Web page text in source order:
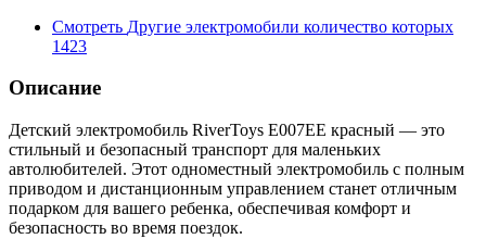
Смотреть Другие электромобили количество которых
1423
Описание
Детский электромобиль RiverToys E007EE красный — это
стильный и безопасный транспорт для маленьких
автолюбителей. Этот одноместный электромобиль с полным
приводом и дистанционным управлением станет отличным
подарком для вашего ребенка, обеспечивая комфорт и
безопасность во время поездок.